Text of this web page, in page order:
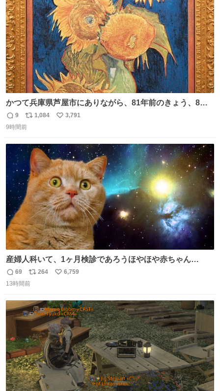
数
かつて兵庫県芦屋市にありながら、81年前のきょう、8月6
日の阪神大空襲の折に残念ながら焼失した、 #ゴッホ の幻
の「 #ヒマワリ 」。 当館は、東京都にある武者小路実篤記
り陶板で原寸大に再現し、2014年より展示しています。 #
大塚国際美術館
返
信
9
リ
ポ
ト
数
1,084
い
数
3,791
9時間前
産婦人科いて、1ヶ月検診であろうほやほや赤ちゃん👩‍🍼
と推定2,3歳の女の子👧🏻をワンオペで連れてるママがいる
のだけども 女の子ずっとママの側から離れない…⁉️ 手を繋
たいにﾄﾃﾄﾃついてってるし逃走しないし脱走しないし逃げ
ないし走ら文字数
返
信
69
リ
ポ
ト
数
264
い
数
6,759
13時間前